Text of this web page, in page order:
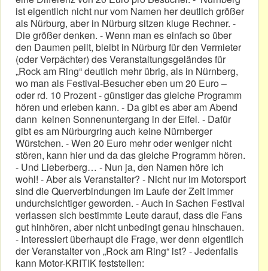
ist eigentlich nicht nur vom Namen her deutlich größer
als Nürburg, aber in Nürburg sitzen kluge Rechner. -
Die größer denken. - Wenn man es einfach so über
den Daumen peilt, bleibt in Nürburg für den Vermieter
(oder Verpächter) des Veranstaltungsgeländes für
„Rock am Ring“ deutlich mehr übrig, als in Nürnberg,
wo man als Festival-Besucher eben um 20 Euro –
oder rd. 10 Prozent - günstiger das gleiche Programm
hören und erleben kann. - Da gibt es aber am Abend
dann keinen Sonnenuntergang in der Eifel. - Dafür
gibt es am Nürburgring auch keine Nürnberger
Würstchen. - Wen 20 Euro mehr oder weniger nicht
stören, kann hier und da das gleiche Programm hören.
- Und Lieberberg… - Nun ja, den Namen höre ich
wohl! - Aber als Veranstalter? - Nicht nur im Motorsport
sind die Querverbindungen im Laufe der Zeit immer
undurchsichtiger geworden. - Auch in Sachen Festival
verlassen sich bestimmte Leute darauf, dass die Fans
gut hinhören, aber nicht unbedingt genau hinschauen.
- Interessiert überhaupt die Frage, wer denn eigentlich
der Veranstalter von „Rock am Ring“ ist? - Jedenfalls
kann Motor-KRITIK feststellen: